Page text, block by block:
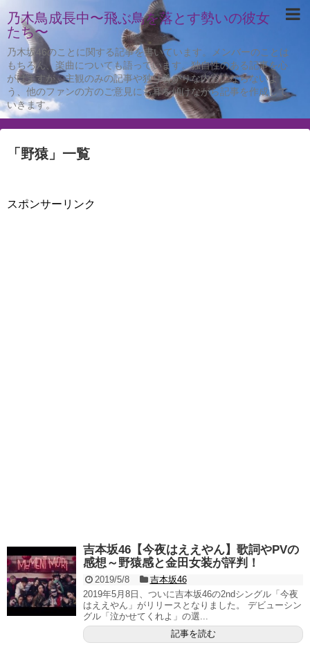
乃木鳥成長中〜飛ぶ鳥を落とす勢いの彼女
たち〜
乃木坂46のことに関する記事を書いています。メンバーのことは
もちろん、楽曲についても語っています。独自性のある記事を心
がけますが、主観のみの記事や独り善がりな内容にならないよ
う、他のファンの方のご意見にも耳を傾けながら記事を作成して
いきます。
「 野猿 」 一覧
スポンサーリンク
吉本坂46【今夜はええやん】歌詞やPVの
感想～野猿感と金田女装が評判！
2019/5/8
吉本坂46
2019年5月8日、ついに吉本坂46の2ndシングル「今夜
はええやん」がリリースとなりました。 デビューシン
グル「泣かせてくれよ」の選...
記事を読む